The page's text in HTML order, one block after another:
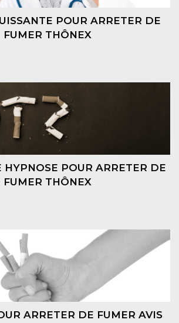
POUR ARRETER DE
FUMER THÔNEX
HYPNOSE POUR ARRETER DE
FUMER THÔNEX
ARRETER DE FUMER AVIS